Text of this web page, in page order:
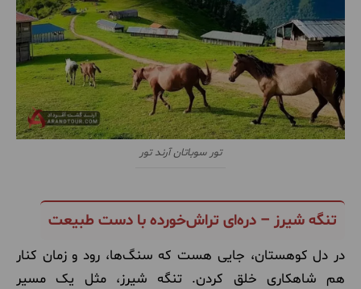
تور سوباتان آرند تور
تنگه شیرز – دره‌ای تراش‌خورده با دست طبیعت
در دل کوهستان، جایی هست که سنگ‌ها، رود و زمان کنار
هم شاهکاری خلق کردن. تنگه شیرز، مثل یک مسیر